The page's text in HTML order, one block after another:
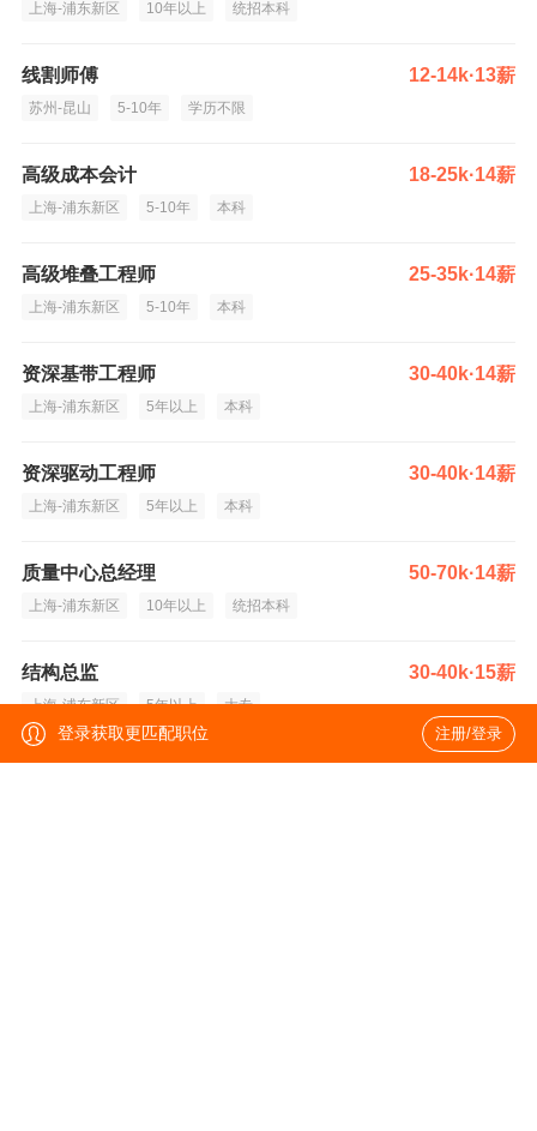
上海-浦东新区 10年以上 统招本科
线割师傅 12-14k·13薪
苏州-昆山 5-10年 学历不限
高级成本会计 18-25k·14薪
上海-浦东新区 5-10年 本科
高级堆叠工程师 25-35k·14薪
上海-浦东新区 5-10年 本科
资深基带工程师 30-40k·14薪
上海-浦东新区 5年以上 本科
资深驱动工程师 30-40k·14薪
上海-浦东新区 5年以上 本科
质量中心总经理 50-70k·14薪
上海-浦东新区 10年以上 统招本科
结构总监 30-40k·15薪
上海-浦东新区 5年以上 大专
登录获取更匹配职位 注册/登录